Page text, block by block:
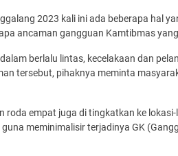
2023 kali ini ada beberapa hal
ancaman gangguan Kamtibmas
berlalu lintas, kecelakaan dan
tersebut, pihaknya meminta
roda empat juga di tingkatkan ke
meminimalisir terjadinya GK